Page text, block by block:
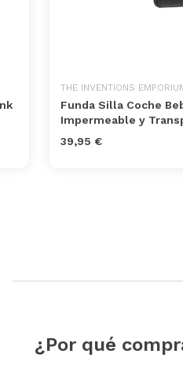
THE INVENTIONS
Funda Silla Coche
Impermeable y
39,95 €
¿Por qué